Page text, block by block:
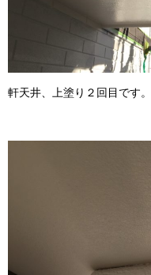
軒天井、上塗り２回目です。